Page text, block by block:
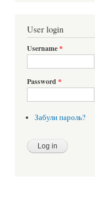
User login
Username*
Password *
Забули пароль?